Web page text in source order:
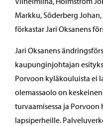
Markku, Söderberg
förkastar Jari Oksanens
Jari Oksanens
kaupunginjohtajan
Porvoon kyläkouluista ei
olemassaolo on
turvaamisessa ja
lapsiperheille.